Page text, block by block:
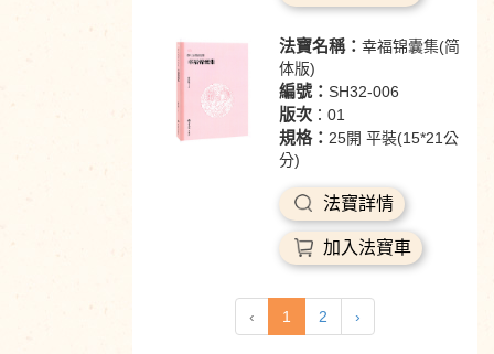
法寶名稱： 幸福锦囊集(简
体版)
編號： SH32-006
版次：01
規格： 25開 平裝(15*21公
分)
法寶詳情
加入法寶車
‹ 1 2 ›